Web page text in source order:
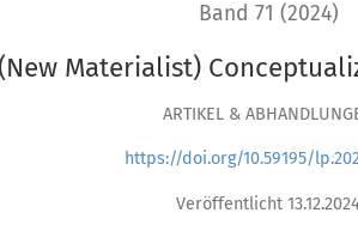
Band 71 (2024)
Materialist)
ARTIKEL &
https://doi.org/10.59195/
Veröffentlicht